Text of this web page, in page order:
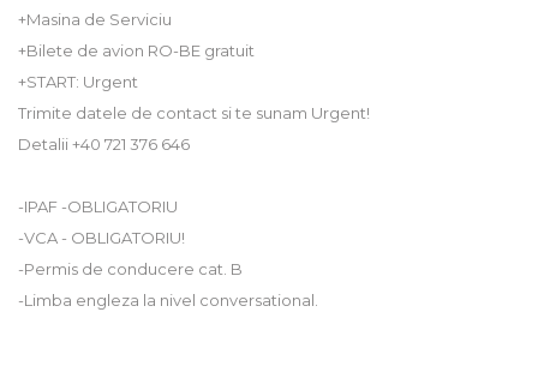
+Masina de Serviciu
+Bilete de avion RO-BE gratuit
+START: Urgent
Trimite datele de contact si te sunam Urgent!
Detalii +40 721 376 646
-IPAF -OBLIGATORIU
-VCA - OBLIGATORIU!
-Permis de conducere cat. B
-Limba engleza la nivel conversational.